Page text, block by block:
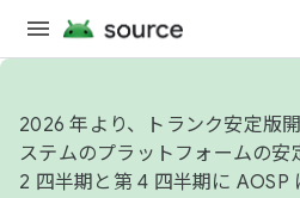
2026 年より、トランク安定版
ステムのプラットフォームの
2 四半期と第 4 四半期に AOSP